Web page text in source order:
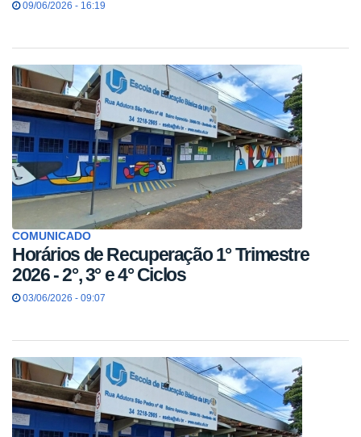
09/06/2026 - 16:19
COMUNICADO
Horários de Recuperação 1° Trimestre
2026 - 2°, 3° e 4° Ciclos
03/06/2026 - 09:07